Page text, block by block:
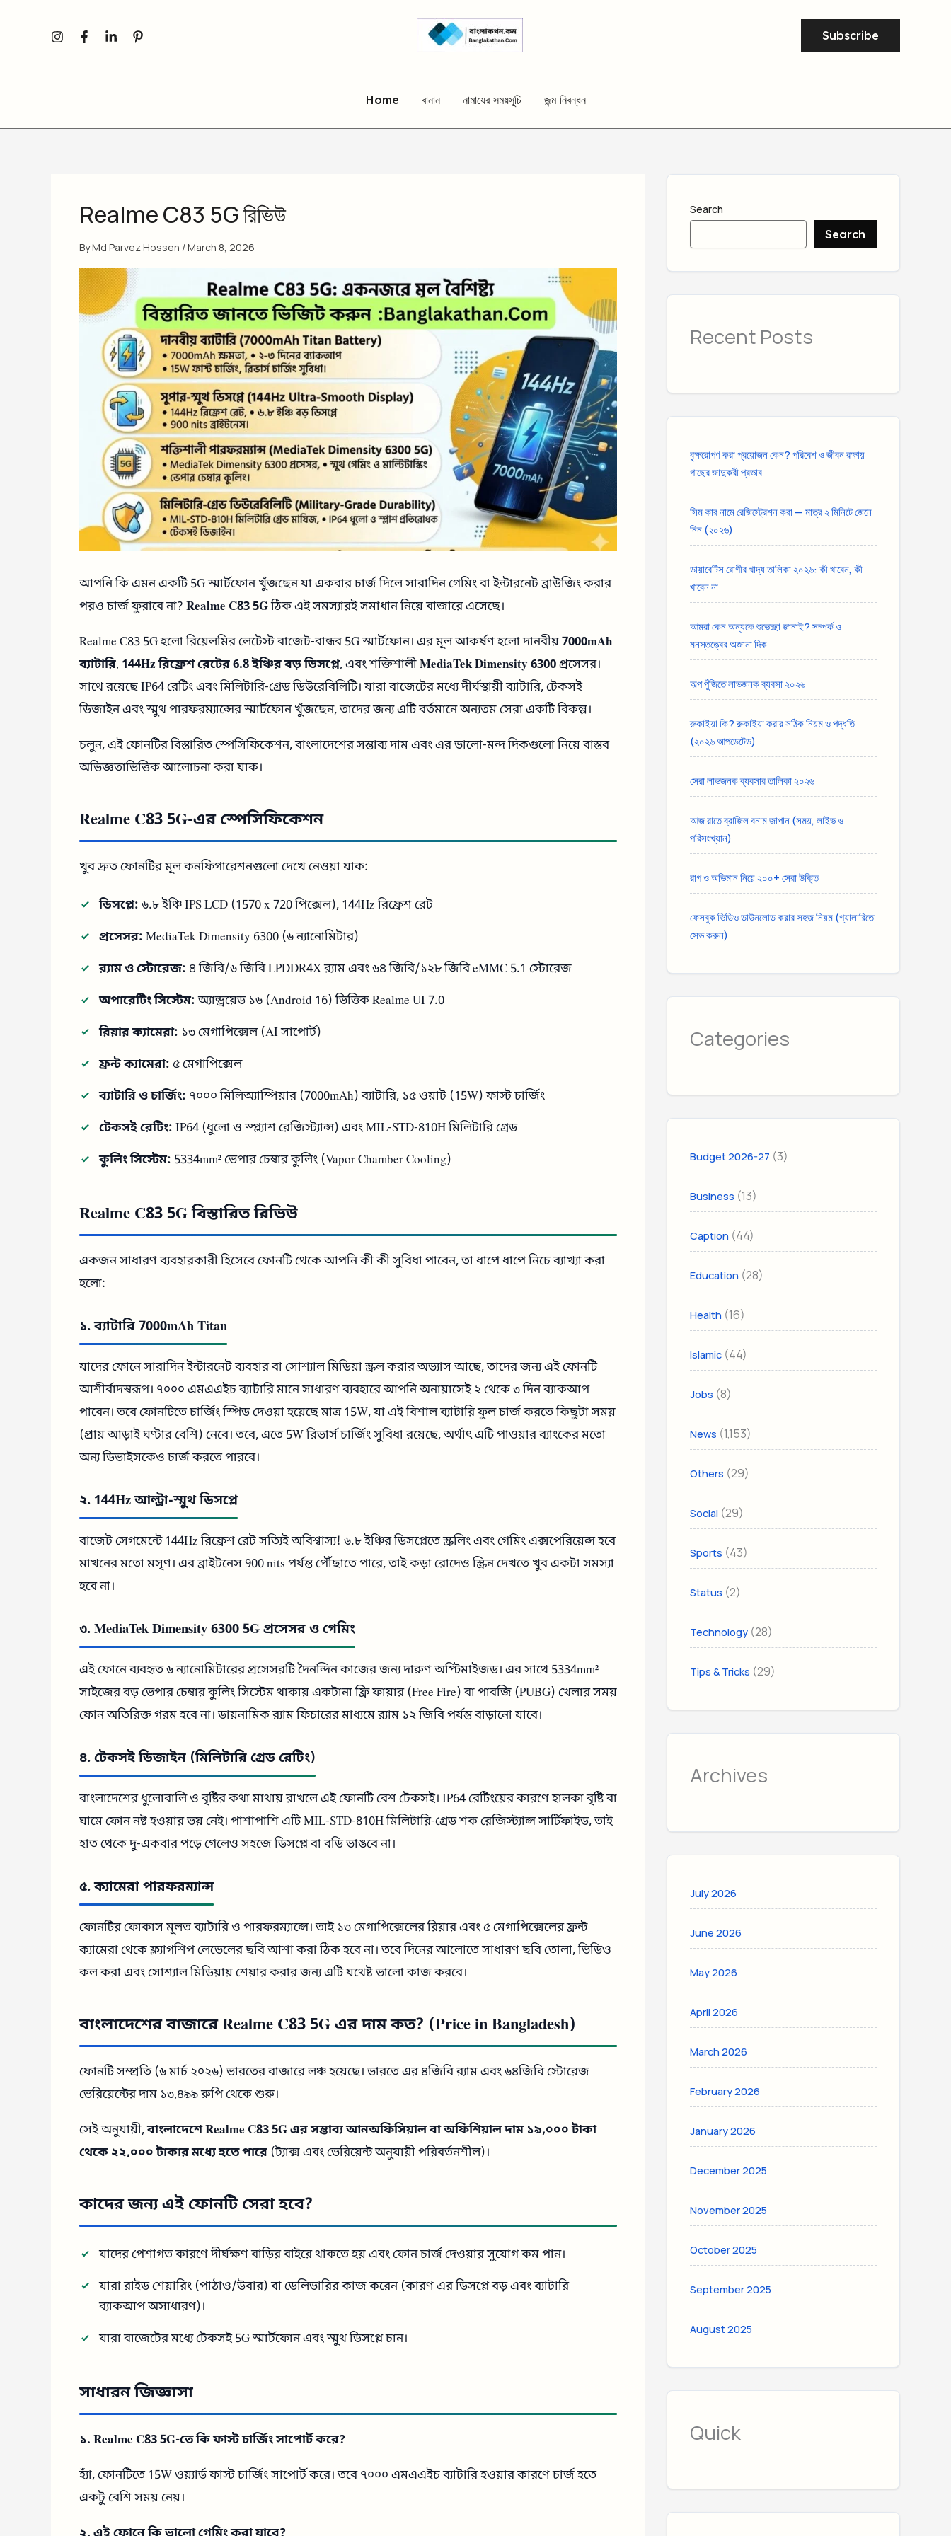
Subscribe
Home বানান নামাযের সময়সূচি জন্ম নিবন্ধন
Realme C83 5G রিভিউ
ByMd Parvez Hossen /March 8, 2026
আপনি কি এমন একটি 5G স্মার্টফোন খুঁজছেন যা একবার চার্জ দিলে সারাদিন গেমিং বা ইন্টারনেট ব্রাউজিং করার
পরও চার্জ ফুরাবে না? Realme C83 5Gঠিক এই সমস্যারই সমাধান নিয়ে বাজারে এসেছে।
Realme C83 5G হলো রিয়েলমির লেটেস্ট বাজেট-বান্ধব 5G স্মার্টফোন। এর মূল আকর্ষণ হলো দানবীয়7000mAh
ব্যাটারি, 144Hz রিফ্রেশ রেটের 6.8 ইঞ্চির বড় ডিসপ্লে, এবং শক্তিশালীMediaTek Dimensity 6300প্রসেসর।
সাথে রয়েছে IP64 রেটিং এবং মিলিটারি-গ্রেড ডিউরেবিলিটি। যারা বাজেটের মধ্যে দীর্ঘস্থায়ী ব্যাটারি, টেকসই
ডিজাইন এবং স্মুথ পারফরম্যান্সের স্মার্টফোন খুঁজছেন, তাদের জন্য এটি বর্তমানে অন্যতম সেরা একটি বিকল্প।
চলুন, এই ফোনটির বিস্তারিত স্পেসিফিকেশন, বাংলাদেশের সম্ভাব্য দাম এবং এর ভালো-মন্দ দিকগুলো নিয়ে বাস্তব
অভিজ্ঞতাভিত্তিক আলোচনা করা যাক।
Realme C83 5G-এর স্পেসিফিকেশন
খুব দ্রুত ফোনটির মূল কনফিগারেশনগুলো দেখে নেওয়া যাক:
ডিসপ্লে: ৬.৮ ইঞ্চি IPS LCD (1570 x 720 পিক্সেল), 144Hz রিফ্রেশ রেট
প্রসেসর: MediaTek Dimensity 6300 (৬ ন্যানোমিটার)
র‍্যাম ও স্টোরেজ: ৪ জিবি/৬ জিবি LPDDR4X র‍্যাম এবং ৬৪ জিবি/১২৮ জিবি eMMC 5.1 স্টোরেজ
অপারেটিং সিস্টেম:অ্যান্ড্রয়েড ১৬ (Android 16) ভিত্তিক Realme UI 7.0
রিয়ার ক্যামেরা: ১৩ মেগাপিক্সেল (AI সাপোর্ট)
ফ্রন্ট ক্যামেরা: ৫ মেগাপিক্সেল
ব্যাটারি ও চার্জিং: ৭০০০ মিলিঅ্যাম্পিয়ার (7000mAh) ব্যাটারি, ১৫ ওয়াট (15W) ফাস্ট চার্জিং
টেকসই রেটিং: IP64 (ধুলো ও স্প্ল্যাশ রেজিস্ট্যান্স) এবং MIL-STD-810H মিলিটারি গ্রেড
কুলিং সিস্টেম: 5334mm² ভেপার চেম্বার কুলিং (Vapor Chamber Cooling)
Realme C83 5G বিস্তারিত রিভিউ
একজন সাধারণ ব্যবহারকারী হিসেবে ফোনটি থেকে আপনি কী কী সুবিধা পাবেন, তা ধাপে ধাপে নিচে ব্যাখ্যা করা
হলো:
১. ব্যাটারি 7000mAh Titan
যাদের ফোনে সারাদিন ইন্টারনেট ব্যবহার বা সোশ্যাল মিডিয়া স্ক্রল করার অভ্যাস আছে, তাদের জন্য এই ফোনটি
আশীর্বাদস্বরূপ। ৭০০০ এমএএইচ ব্যাটারি মানে সাধারণ ব্যবহারে আপনি অনায়াসেই ২ থেকে ৩ দিন ব্যাকআপ
পাবেন। তবে ফোনটিতে চার্জিং স্পিড দেওয়া হয়েছে মাত্র 15W, যা এই বিশাল ব্যাটারি ফুল চার্জ করতে কিছুটা সময়
(প্রায় আড়াই ঘণ্টার বেশি) নেবে। তবে, এতে 5W রিভার্স চার্জিং সুবিধা রয়েছে, অর্থাৎ এটি পাওয়ার ব্যাংকের মতো
অন্য ডিভাইসকেও চার্জ করতে পারবে।
২. 144Hz আল্ট্রা-স্মুথ ডিসপ্লে
বাজেট সেগমেন্টে 144Hz রিফ্রেশ রেট সত্যিই অবিশ্বাস্য! ৬.৮ ইঞ্চির ডিসপ্লেতে স্ক্রলিং এবং গেমিং এক্সপেরিয়েন্স হবে
মাখনের মতো মসৃণ। এর ব্রাইটনেস 900 nits পর্যন্ত পৌঁছাতে পারে, তাই কড়া রোদেও স্ক্রিন দেখতে খুব একটা সমস্যা
হবে না।
৩. MediaTek Dimensity 6300 5G প্রসেসর ও গেমিং
এই ফোনে ব্যবহৃত ৬ ন্যানোমিটারের প্রসেসরটি দৈনন্দিন কাজের জন্য দারুণ অপ্টিমাইজড। এর সাথে 5334mm²
সাইজের বড় ভেপার চেম্বার কুলিং সিস্টেম থাকায় একটানা ফ্রি ফায়ার (Free Fire) বা পাবজি (PUBG) খেলার সময়
ফোন অতিরিক্ত গরম হবে না। ডায়নামিক র‍্যাম ফিচারের মাধ্যমে র‍্যাম ১২ জিবি পর্যন্ত বাড়ানো যাবে।
৪. টেকসই ডিজাইন (মিলিটারি গ্রেড রেটিং)
বাংলাদেশের ধুলোবালি ও বৃষ্টির কথা মাথায় রাখলে এই ফোনটি বেশ টেকসই। IP64 রেটিংয়ের কারণে হালকা বৃষ্টি বা
ঘামে ফোন নষ্ট হওয়ার ভয় নেই। পাশাপাশি এটি MIL-STD-810H মিলিটারি-গ্রেড শক রেজিস্ট্যান্স সার্টিফাইড, তাই
হাত থেকে দু-একবার পড়ে গেলেও সহজে ডিসপ্লে বা বডি ভাঙবে না।
৫. ক্যামেরা পারফরম্যান্স
ফোনটির ফোকাস মূলত ব্যাটারি ও পারফরম্যান্সে। তাই ১৩ মেগাপিক্সেলের রিয়ার এবং ৫ মেগাপিক্সেলের ফ্রন্ট
ক্যামেরা থেকে ফ্ল্যাগশিপ লেভেলের ছবি আশা করা ঠিক হবে না। তবে দিনের আলোতে সাধারণ ছবি তোলা, ভিডিও
কল করা এবং সোশ্যাল মিডিয়ায় শেয়ার করার জন্য এটি যথেষ্ট ভালো কাজ করবে।
বাংলাদেশের বাজারে Realme C83 5G এর দাম কত? (Price in Bangladesh)
ফোনটি সম্প্রতি (৬ মার্চ ২০২৬) ভারতের বাজারে লঞ্চ হয়েছে। ভারতে এর ৪জিবি র‍্যাম এবং ৬৪জিবি স্টোরেজ
ভেরিয়েন্টের দাম ১৩,৪৯৯ রুপি থেকে শুরু।
সেই অনুযায়ী,বাংলাদেশে Realme C83 5G এর সম্ভাব্য আনঅফিসিয়াল বা অফিশিয়াল দাম ১৯,০০০ টাকা
থেকে ২২,০০০ টাকার মধ্যে হতে পারে (ট্যাক্স এবং ভেরিয়েন্ট অনুযায়ী পরিবর্তনশীল)।
কাদের জন্য এই ফোনটি সেরা হবে?
যাদের পেশাগত কারণে দীর্ঘক্ষণ বাড়ির বাইরে থাকতে হয় এবং ফোন চার্জ দেওয়ার সুযোগ কম পান।
যারা রাইড শেয়ারিং (পাঠাও/উবার) বা ডেলিভারির কাজ করেন (কারণ এর ডিসপ্লে বড় এবং ব্যাটারি
ব্যাকআপ অসাধারণ)।
যারা বাজেটের মধ্যে টেকসই 5G স্মার্টফোন এবং স্মুথ ডিসপ্লে চান।
সাধারন জিজ্ঞাসা
১. Realme C83 5G-তে কি ফাস্ট চার্জিং সাপোর্ট করে?
হ্যাঁ, ফোনটিতে 15W ওয়্যার্ড ফাস্ট চার্জিং সাপোর্ট করে। তবে ৭০০০ এমএএইচ ব্যাটারি হওয়ার কারণে চার্জ হতে
একটু বেশি সময় নেয়।
Search
Search
Recent Posts
বৃক্ষরোপণ করা প্রয়োজন কেন? পরিবেশ ও জীবন রক্ষায়
গাছের জাদুকরী প্রভাব
সিম কার নামে রেজিস্ট্রেশন করা — মাত্র ২ মিনিটে জেনে
নিন (২০২৬)
ডায়াবেটিস রোগীর খাদ্য তালিকা ২০২৬: কী খাবেন, কী
খাবেন না
আমরা কেন অন্যকে শুভেচ্ছা জানাই? সম্পর্ক ও
মনস্তত্ত্বের অজানা দিক
অল্প পুঁজিতে লাভজনক ব্যবসা ২০২৬
রুকাইয়া কি? রুকাইয়া করার সঠিক নিয়ম ও পদ্ধতি
(২০২৬ আপডেটেড)
সেরা লাভজনক ব্যবসার তালিকা ২০২৬
আজ রাতে ব্রাজিল বনাম জাপান (সময়, লাইভ ও
পরিসংখ্যান)
রাগ ও অভিমান নিয়ে ২০০+ সেরা উক্তি
ফেসবুক ভিডিও ডাউনলোড করার সহজ নিয়ম (গ্যালারিতে
সেভ করুন)
Categories
Budget 2026-27 (3)
Business (13)
Caption (44)
Education (28)
Health (16)
Islamic (44)
Jobs (8)
News (1,153)
Others (29)
Social (29)
Sports (43)
Status (2)
Technology (28)
Tips & Tricks (29)
Archives
July 2026
June 2026
May 2026
April 2026
March 2026
February 2026
January 2026
December 2025
November 2025
October 2025
September 2025
August 2025
Quick